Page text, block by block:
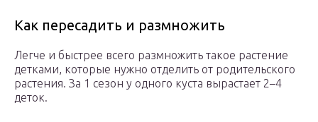
Как пересадить и размножить
Легче и быстрее всего размножить такое растение
детками, которые нужно отделить от родительского
растения. За 1 сезон у одного куста вырастает 2–4
деток.